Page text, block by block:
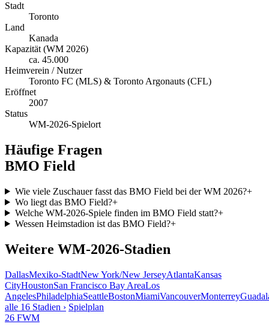
Stadt
Toronto
Land
Kanada
Kapazität (WM 2026)
ca. 45.000
Heimverein / Nutzer
Toronto FC (MLS) & Toronto Argonauts (CFL)
Eröffnet
2007
Status
WM-2026-Spielort
Häufige Fragen
BMO Field
Wie viele Zuschauer fasst das BMO Field bei der WM 2026?+
Wo liegt das BMO Field?+
Welche WM-2026-Spiele finden im BMO Field statt?+
Wessen Heimstadion ist das BMO Field?+
Weitere WM-2026-Stadien
DallasMexiko-StadtNew York/New JerseyAtlantaKansas
CityHoustonSan Francisco Bay AreaLos
AngelesPhiladelphiaSeattleBostonMiamiVancouverMonterrey
alle 16 Stadien › Spielplan
26 FWM